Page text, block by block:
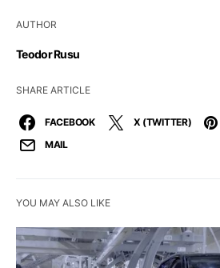
AUTHOR
Teodor Rusu
SHARE ARTICLE
FACEBOOK X (TWITTER)
MAIL
YOU MAY ALSO LIKE